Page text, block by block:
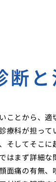
と
とから、
療科が担っ
そしてそこ
はまず詳細
痛の有無